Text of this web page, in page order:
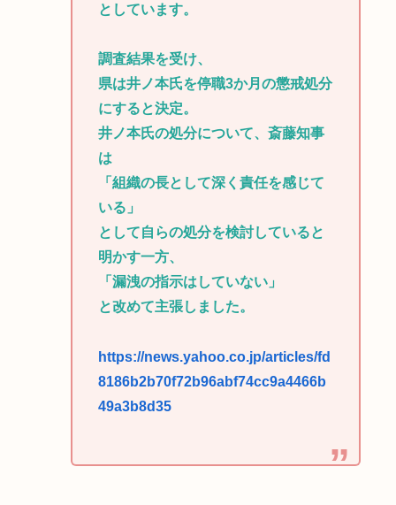
としています。
調査結果を受け、
県は井ノ本氏を停職3か月の懲戒処分
にすると決定。
井ノ本氏の処分について、斎藤知事
は
「組織の長として深く責任を感じて
いる」
として自らの処分を検討していると
明かす一方、
「漏洩の指示はしていない」
と改めて主張しました。
https://news.yahoo.co.jp/articles/fd
8186b2b70f72b96abf74cc9a4466b
49a3b8d35